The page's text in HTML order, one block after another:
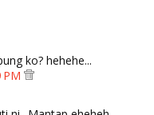
ko? hehehe...
PM